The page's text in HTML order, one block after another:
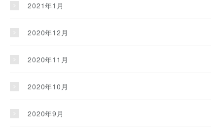
2021年1月
2020年12月
2020年11月
2020年10月
2020年9月